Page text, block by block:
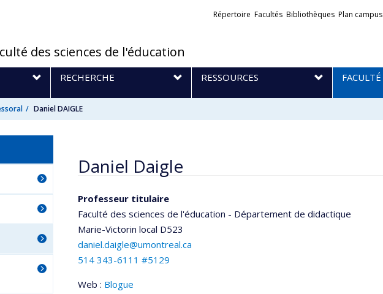
des sciences de l'éducation
Liens
Répertoire Facultés Bibliothèques Plan campus
RECHERCHE RESSOURCES FACULTÉ
Daniel DAIGLE
Daniel Daigle
Professeur titulaire
Faculté des sciences de l'éducation - Département de didactique
Marie-Victorin local D523
daniel.daigle@umontreal.ca
514 343-6111 #5129
Web : Blogue